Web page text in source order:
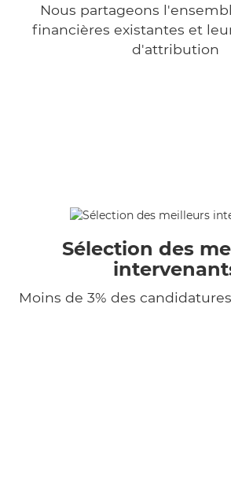
Nous partageons
financières existantes et
d'attribution
Sélection des
Moins de 3% des